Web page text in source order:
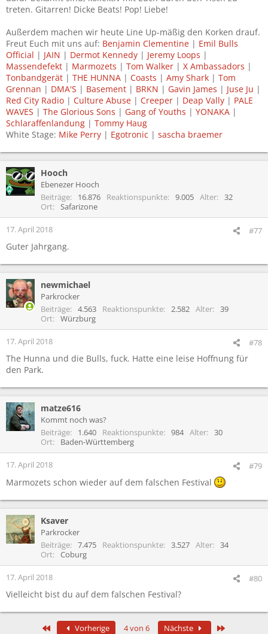
treten. Gitarren! Dicke Beats! Pop! Liebe!
Außerdem machen wir heute Line Up-mäßig den Korken drauf.
Freut Euch mit uns auf: Benjamin Clementine | Emil Bulls
Official | JAIN | Dermot Kennedy | Jeremy Loops |
Massendefekt | Marmozets | Tom Walker | X Ambassadors |
Tonbandgerät | THE HUNNA | Coasts | Amy Shark | Tom
Grennan | DMA'S | Basement | BRKN | Gavin James | Juse Ju |
Red City Radio | Culture Abuse | Creeper | Deap Vally | PALE
WAVES | The Glorious Sons | Gang of Youths | YONAKA |
Schlaraffenlandung | Tommy Haug
White Stage: Mike Perry | Egotronic | sascha braemer
Hooch
Ebenezer Hooch
Beiträge
16.876 Reaktionspunkte 9.005 Alter
32
Ort
Safarizone
17. April 2018 #77
Guter Jahrgang.
newmichael
Parkrocker
Beiträge
4.563 Reaktionspunkte 2.582 Alter
39
Ort
Würzburg
17. April 2018 #78
The Hunna und die Bulls, fuck. Hatte eine leise Hoffnung für
den Park.
matze616
Kommt noch was?
Beiträge
1.640 Reaktionspunkte 984 Alter
30
Ort
Baden-Württemberg
17. April 2018 #79
Marmozets schon wieder auf dem falschen Festival
Ksaver
Parkrocker
Beiträge
7.475 Reaktionspunkte 3.527 Alter
34
Ort
Coburg
17. April 2018 #80
Vielleicht bist du auf dem falschen Festival?
Erste Vorherige 4 von 6 Nächste